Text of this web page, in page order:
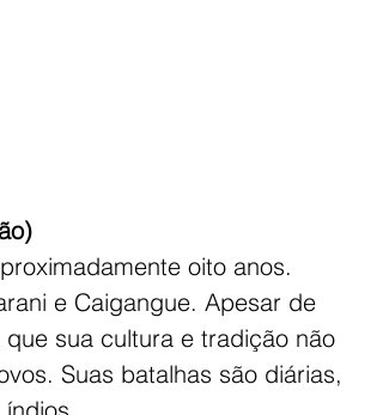
oito anos.
e Caigangue. Apesar de
sua cultura e tradição não
Suas batalhas são diárias,